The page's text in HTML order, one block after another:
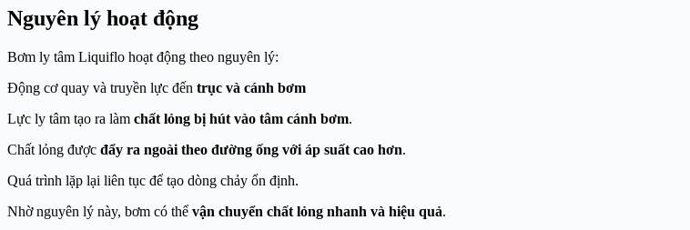
Nguyên lý hoạt động
Bơm ly tâm Liquiflo hoạt động theo nguyên lý:
Động cơ quay và truyền lực đến trục và cánh bơm
Lực ly tâm tạo ra làm chất lỏng bị hút vào tâm cánh bơm.
Chất lỏng được đẩy ra ngoài theo đường ống với áp suất cao hơn.
Quá trình lặp lại liên tục để tạo dòng chảy ổn định.
Nhờ nguyên lý này, bơm có thể vận chuyển chất lỏng nhanh và hiệu quả.